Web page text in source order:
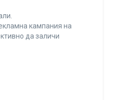
кампания на
да заличи